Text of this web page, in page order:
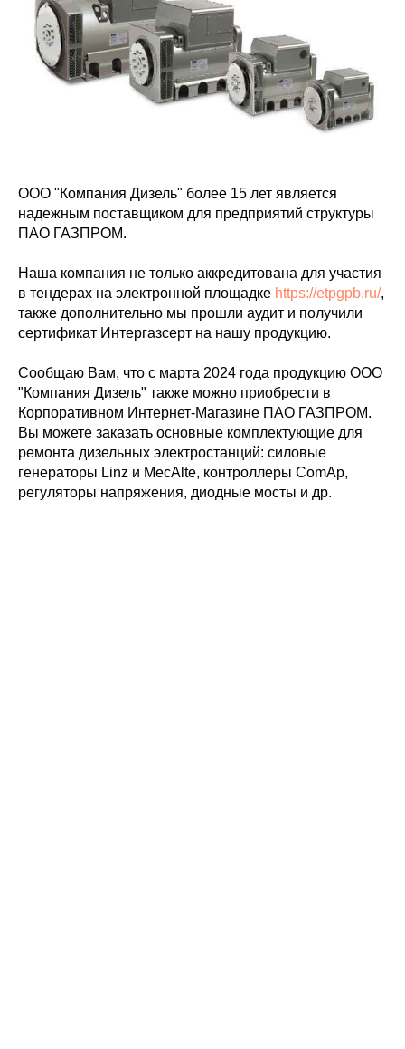
ООО "Компания Дизель" более 15 лет является
надежным поставщиком для предприятий структуры
ПАО ГАЗПРОМ.
Наша компания не только аккредитована для участия
в тендерах на электронной площадке https://etpgpb.ru/,
также дополнительно мы прошли аудит и получили
сертификат Интергазсерт на нашу продукцию.
Сообщаю Вам, что с марта 2024 года продукцию ООО
"Компания Дизель" также можно приобрести в
Корпоративном Интернет-Магазине ПАО ГАЗПРОМ.
Вы можете заказать основные комплектующие для
ремонта дизельных электростанций: силовые
генераторы Linz и MecAlte, контроллеры ComAp,
регуляторы напряжения, диодные мосты и др.